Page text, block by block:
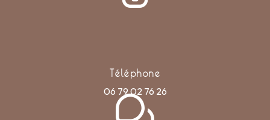
Téléphone
06 79 02 76 26